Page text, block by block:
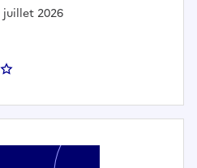
juillet 2026
: MEDIATEUR / MEDIATRICE